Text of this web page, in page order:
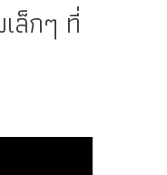
ล็กๆ ที่